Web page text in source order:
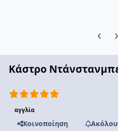
Κάστρο
αγγλία
Κοινοποίηση